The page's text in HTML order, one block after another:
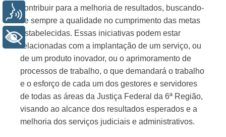
contribuir para a melhoria de resultados, buscando-
se sempre a qualidade no cumprimento das metas
estabelecidas. Essas iniciativas podem estar
relacionadas com a implantação de um serviço, ou
de um produto inovador, ou o aprimoramento de
processos de trabalho, o que demandará o trabalho
e o esforço de cada um dos gestores e servidores
de todas as áreas da Justiça Federal da 6ª Região,
visando ao alcance dos resultados esperados e a
melhoria dos serviços judiciais e administrativos.
Voz
+ Acessibilidade